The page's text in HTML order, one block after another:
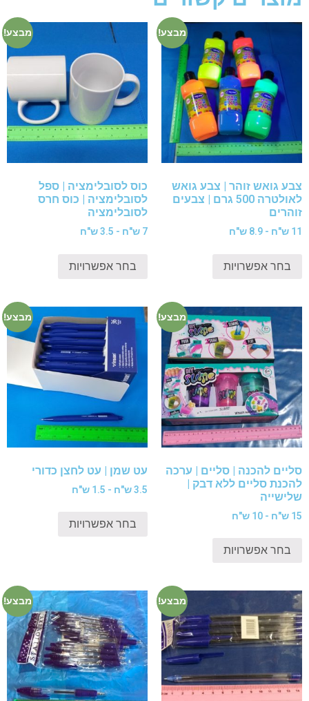
מבצע!
צבע גואש זוהר | צבע גואש
לאולטרה 500 גרם | צבעים
זוהרים
11 ש"ח - 8.9 ש"ח
בחר אפשרויות
מבצע!
כוס לסובלימציה | ספל
לסובלימציה | כוס חרס
לסובלימציה
7 ש"ח - 3.5 ש"ח
בחר אפשרויות
מבצע!
סליים להכנה | סליים | ערכה
להכנת סליים ללא דבק |
שלישייה
15 ש"ח - 10 ש"ח
בחר אפשרויות
מבצע!
עט שמן | עט לחצן כדורי
3.5 ש"ח - 1.5 ש"ח
בחר אפשרויות
מבצע! מבצע!